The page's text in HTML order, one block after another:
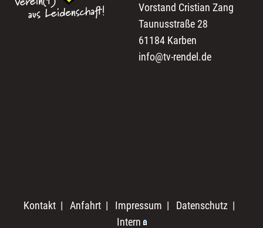
Vorstand Cristian Zang
Taunusstraße 28
61184 Karben
info@tv-rendel.de
Kontakt | Anfahrt | Impressum | Datenschutz |
Intern